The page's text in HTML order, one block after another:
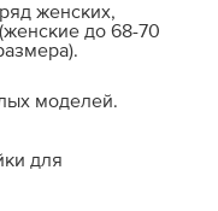
женских,
до 68-70
моделей.
для